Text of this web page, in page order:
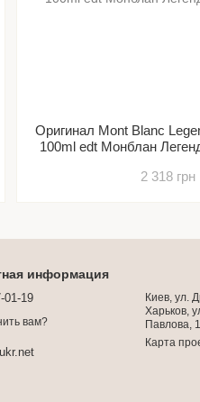
Оригинал Mont Blanc
100ml edt Монблан
2 318 грн
информация
01-19
вам?
Киев, ул.
Харьков,
Павлова,
Карта